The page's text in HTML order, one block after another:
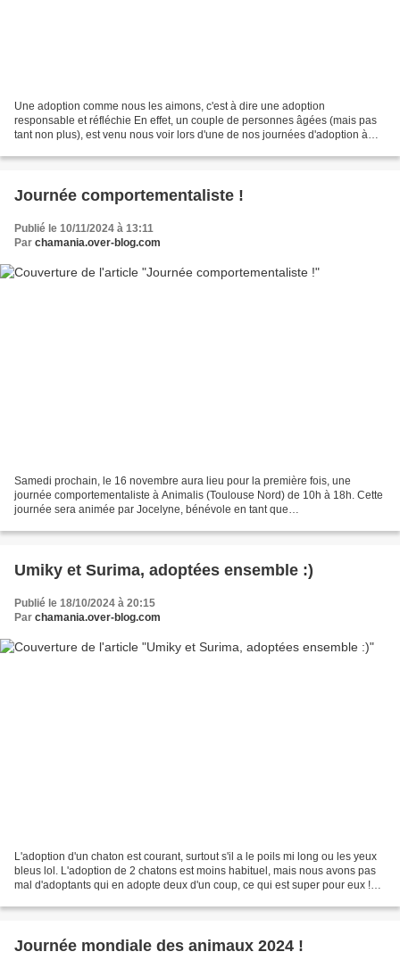
Une adoption comme nous les aimons, c'est à dire une adoption
responsable et réfléchie En effet, un couple de personnes âgées (mais pas
tant non plus), est venu nous voir lors d'une de nos journées d'adoption à
Journée comportementaliste !
Publié le 10/11/2024 à 13:11
Par chamania.over-blog.com
Samedi prochain, le 16 novembre aura lieu pour la première fois, une
journée comportementaliste à Animalis (Toulouse Nord) de 10h à 18h. Cette
journée sera animée par Jocelyne, bénévole en tant que
Umiky et Surima, adoptées ensemble :)
Publié le 18/10/2024 à 20:15
Par chamania.over-blog.com
L'adoption d'un chaton est courant, surtout s'il a le poils mi long ou les yeux
bleus lol. L'adoption de 2 chatons est moins habituel, mais nous avons pas
mal d'adoptants qui en adopte deux d'un coup, ce qui est super pour eux !
Journée mondiale des animaux 2024 !